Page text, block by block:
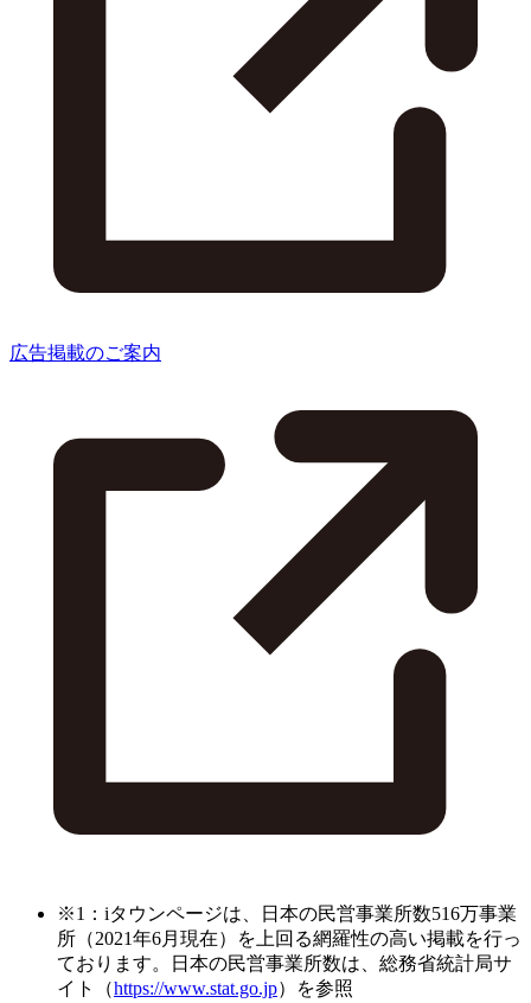
広告掲載のご案内
※1：iタウンページは、日本の民営事業所数516万事業
所（2021年6月現在）を上回る網羅性の高い掲載を行っ
ております。日本の民営事業所数は、総務省統計局サ
イト（https://www.stat.go.jp）を参照